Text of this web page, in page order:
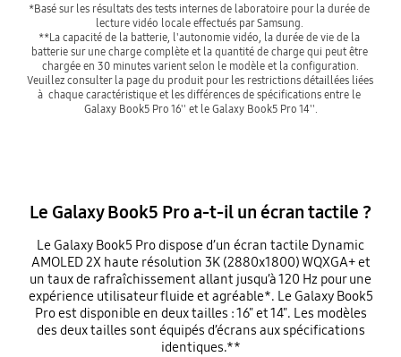
*Basé sur les résultats des tests internes de laboratoire pour la durée de
lecture vidéo locale effectués par Samsung.
**La capacité de la batterie, l'autonomie vidéo, la durée de vie de la
batterie sur une charge complète et la quantité de charge qui peut être
chargée en 30 minutes varient selon le modèle et la configuration.
Veuillez consulter la page du produit pour les restrictions détaillées liées
à  chaque caractéristique et les différences de spécifications entre le
Galaxy Book5 Pro 16'' et le Galaxy Book5 Pro 14''.
Le Galaxy Book5 Pro a-t-il un écran tactile ?
Le Galaxy Book5 Pro dispose d’un écran tactile Dynamic
AMOLED 2X haute résolution 3K (2880x1800) WQXGA+ et
un taux de rafraîchissement allant jusqu’à 120 Hz pour une
expérience utilisateur fluide et agréable*. Le Galaxy Book5
Pro est disponible en deux tailles : 16" et 14". Les modèles
des deux tailles sont équipés d’écrans aux spécifications
identiques.**